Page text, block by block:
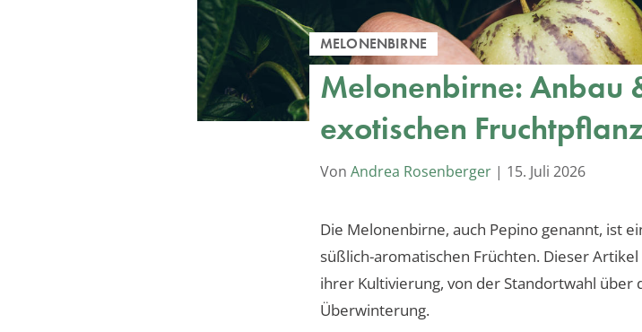
MELONENBIRNE
Melonenbirne: Anbau
exotischen
Von Andrea Rosenberger | 15. Juli 2026
Die Melonenbirne, auch Pepino genannt, ist
süßlich-aromatischen Früchten. Dieser
ihrer Kultivierung, von der Standortwahl über
Überwinterung.